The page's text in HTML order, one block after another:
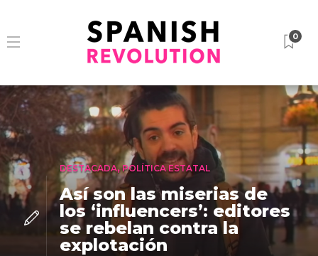
0
DESTACADA,POLÍTICA ESTATAL
Así son las miserias de
los ‘influencers’: editores
se rebelan contra la
explotación